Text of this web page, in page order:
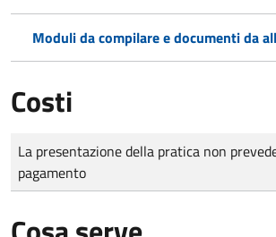
Moduli da compilare e documenti da
Costi
Tipo di pagamento
Importo
La presentazione della pratica non
pagamento